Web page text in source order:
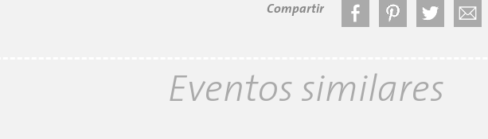
Compartir
Eventos similares